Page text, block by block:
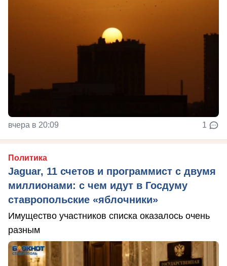
вчера в 20:09 1
Политика
Jaguar, 11 счетов и программист с двумя
миллионами: с чем идут в Госдуму
ставропольские «яблочники»
Имущество участников списка оказалось очень
разным